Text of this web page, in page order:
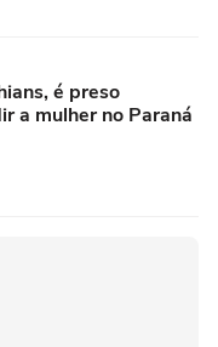
é preso
a mulher no Paraná